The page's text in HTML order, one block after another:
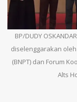
BP/DUDY
diselenggarakan
(BNPT) dan Forum
Alts